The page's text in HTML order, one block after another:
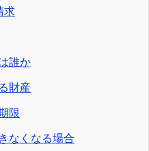
求
誰か
財産
限
なくなる場合